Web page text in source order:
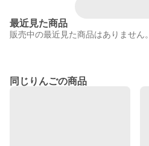
最近見た商品
販売中の最近見た商品はありません。
同じりんごの商品